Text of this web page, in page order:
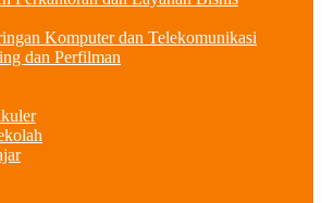
Komputer dan Telekomunikasi
dan Perfilman